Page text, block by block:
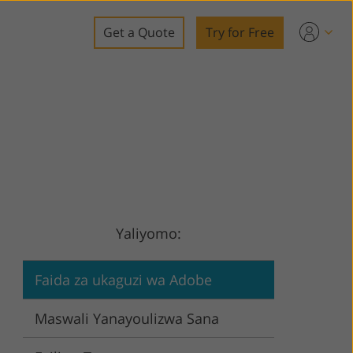
Get a Quote Try for Free
Yaliyomo:
Faida za ukaguzi wa Adobe
Maswali Yanayoulizwa Sana